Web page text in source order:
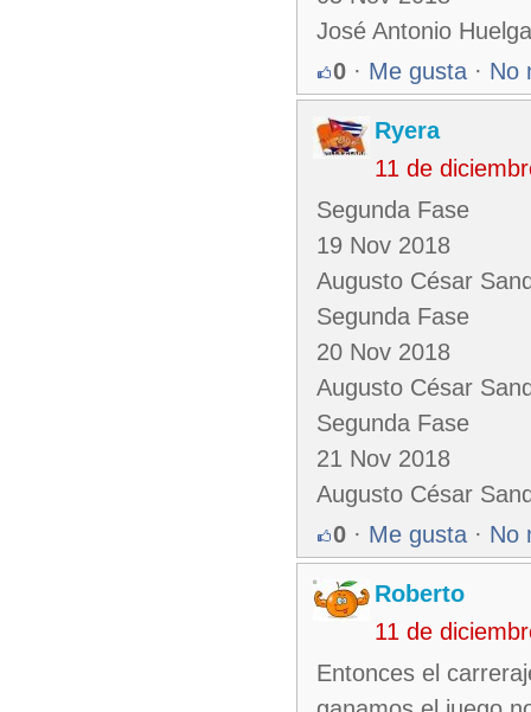
José Antonio
0 · Me gusta · No
Ryera
11 de
Segunda Fase
19 Nov 2018
Augusto César
Segunda Fase
20 Nov 2018
Augusto César
Segunda Fase
21 Nov 2018
Augusto César
0 · Me gusta · No
Roberto
11 de
Entonces el